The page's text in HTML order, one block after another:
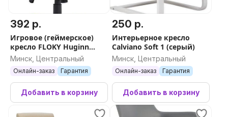
392 р.
Игровое (геймерское)
кресло FLOKY Huginn
Yellow SP (желтый)
Минск, Центральный
Онлайн-заказ Гарантия
Добавить в корзину
250 р.
Интерьерное кресло
Calviano Soft 1 (серый)
Минск, Центральный
Онлайн-заказ Гарантия
Добавить в корзину